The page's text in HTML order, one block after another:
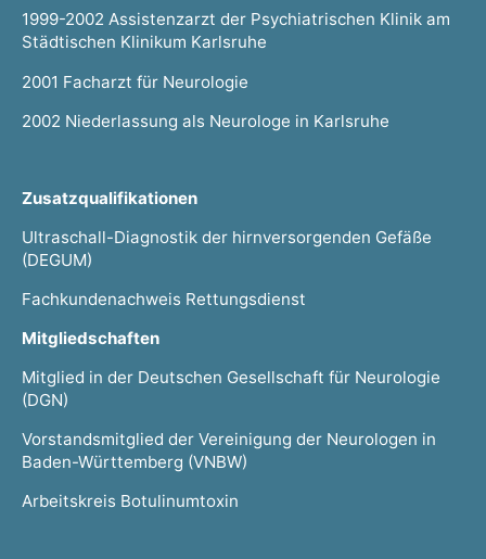
1999-2002 Assistenzarzt der Psychiatrischen Klinik am
Städtischen Klinikum Karlsruhe
2001 Facharzt für Neurologie
2002 Niederlassung als Neurologe in Karlsruhe
Zusatzqualifikationen
Ultraschall-Diagnostik der hirnversorgenden Gefäße
(DEGUM)
Fachkundenachweis Rettungsdienst
Mitgliedschaften
Mitglied in der Deutschen Gesellschaft für Neurologie
(DGN)
Vorstandsmitglied der Vereinigung der Neurologen in
Baden-Württemberg (VNBW)
Arbeitskreis Botulinumtoxin